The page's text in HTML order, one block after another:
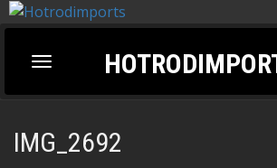
Toggle
navigation
IMG_2692